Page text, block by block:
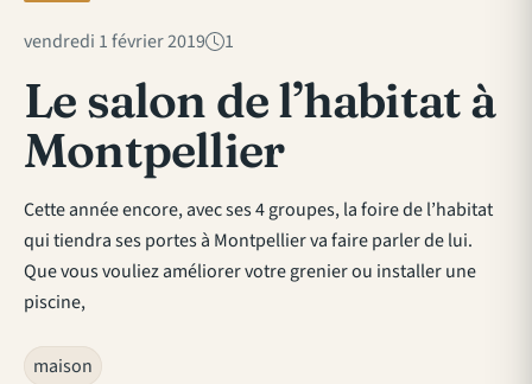
vendredi 1 février 2019 1
Le salon de l’habitat à
Montpellier
Cette année encore, avec ses 4 groupes, la foire de l’habitat
qui tiendra ses portes à Montpellier va faire parler de lui.
Que vous vouliez améliorer votre grenier ou installer une
piscine,
maison